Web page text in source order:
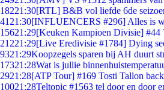
18221:30[RTL] B&B vol liefde 6de
41 21:30[INFLUENCERS #296] Alles is
15621:29[Keuken Kampioen Divisie] #44
21221:29[Live Eredivisie #1784] Dying
9321:29Koopzegels sparen bij AH duurt
17321:28Wat is jullie
2921:28[ATP Tour] #169 Tosti Tallon
10021:28Teltopic #1563 tel door en door